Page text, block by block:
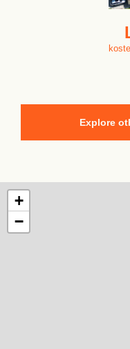
Explore
+
−